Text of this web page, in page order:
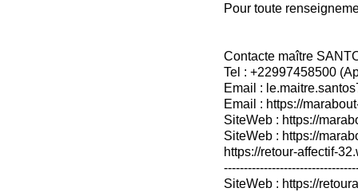
Pour toute
Contacte maître
Tel : +22997458500
Email :
Email : https://
SiteWeb : https://
SiteWeb : https://
https://retour-affectif-
SiteWeb : https://